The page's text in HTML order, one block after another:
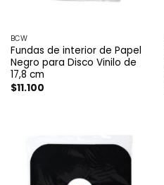
BCW
Fundas de interior de Papel
Negro para Disco Vinilo de
17,8 cm
$11.100